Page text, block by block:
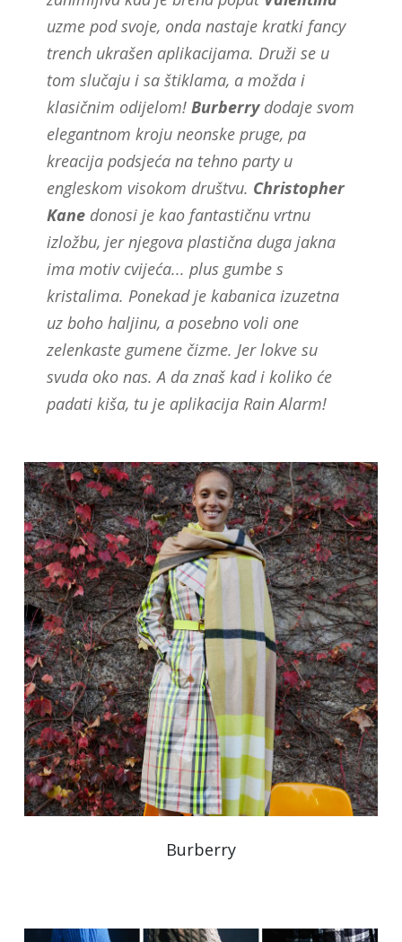
uzme pod svoje, onda nastaje kratki fancy
trench ukrašen aplikacijama. Druži se u
tom slučaju i sa štiklama, a možda i
klasičnim odijelom! Burberrydodaje svom
elegantnom kroju neonske pruge, pa
kreacija podsjeća na tehno party u
engleskom visokom društvu. Christopher
Kane donosi je kao fantastičnu vrtnu
izložbu, jer njegova plastična duga jakna
ima motiv cvijeća... plus gumbe s
kristalima. Ponekad je kabanica izuzetna
uz boho haljinu, a posebno voli one
zelenkaste gumene čizme. Jer lokve su
svuda oko nas. A da znaš kad i koliko će
padati kiša, tu je aplikacija Rain Alarm!
Burberry